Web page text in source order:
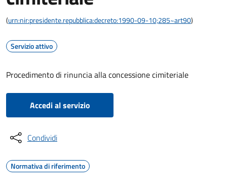
(urn:nir:presidente.repubblica:decreto:1990-09-10;285~art90)
Servizio attivo
Procedimento di rinuncia alla concessione cimiteriale
Accedi al servizio
Condividi
Normativa di riferimento